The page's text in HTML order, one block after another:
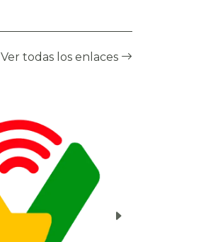
Ver todas los enlaces